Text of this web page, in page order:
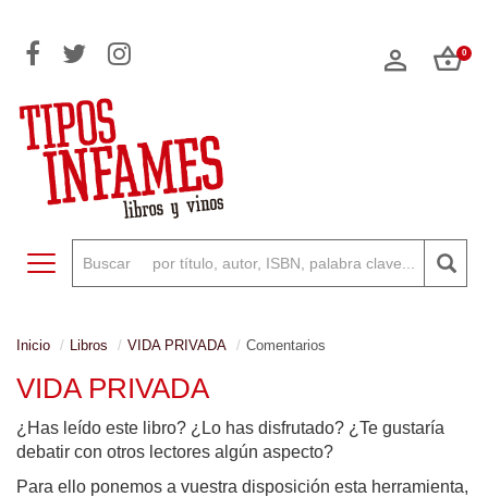
0
Toggle navigation
Inicio Libros VIDA PRIVADA Comentarios
VIDA PRIVADA
¿Has leído este libro? ¿Lo has disfrutado? ¿Te gustaría
debatir con otros lectores algún aspecto?
Para ello ponemos a vuestra disposición esta herramienta,